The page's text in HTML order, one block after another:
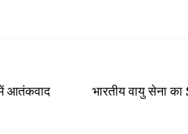
आतंकवाद
भारतीय वायु सेना